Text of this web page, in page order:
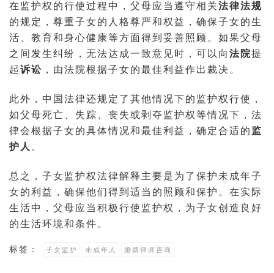
在监护权的行使过程中，父母应当遵守相关法律法规
的规定，尊重子女的人格尊严和权益，确保子女的生
活、教育和身心健康等方面得到妥善照顾。如果父母
之间发生纠纷，无法达成一致意见时，可以向法院提
起诉讼 ，由法院根据子女的最佳利益作出裁决。
此外，中国法律还规定了其他情况下的监护权行使，
如父母死亡、失踪、丧失或剥夺监护权等情况下，法
律会根据子女的具体情况和最佳利益，确定合适的 监
护人 。
总之，子女监护权法律解释主要是为了保护未成年子
女的利益，确保他们得到适当的照顾和保护。在实际
生活中，父母应当积极行使监护权，为子女创造良好
的生活环境和条件。
标签： 子女监护 未成年人 婚姻律师咨询